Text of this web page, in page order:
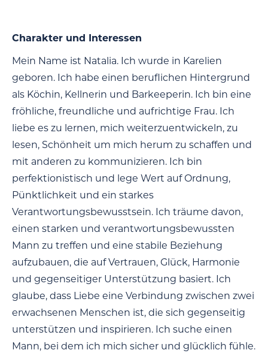
Charakter und Interessen
Mein Name ist Natalia. Ich wurde in Karelien
geboren. Ich habe einen beruflichen Hintergrund
als Köchin, Kellnerin und Barkeeperin. Ich bin eine
fröhliche, freundliche und aufrichtige Frau. Ich
liebe es zu lernen, mich weiterzuentwickeln, zu
lesen, Schönheit um mich herum zu schaffen und
mit anderen zu kommunizieren. Ich bin
perfektionistisch und lege Wert auf Ordnung,
Pünktlichkeit und ein starkes
Verantwortungsbewusstsein. Ich träume davon,
einen starken und verantwortungsbewussten
Mann zu treffen und eine stabile Beziehung
aufzubauen, die auf Vertrauen, Glück, Harmonie
und gegenseitiger Unterstützung basiert. Ich
glaube, dass Liebe eine Verbindung zwischen zwei
erwachsenen Menschen ist, die sich gegenseitig
unterstützen und inspirieren. Ich suche einen
Mann, bei dem ich mich sicher und glücklich fühle.